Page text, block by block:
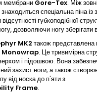
мембрани Gore-Tex. Між
спеціальна піна із
губкоподібної
дозволяючи ногу зберігати
MK2 також
Monowrap. Це тривимірна
і підошвою. Вона
захист ноги, а також
від носка до п'яти з
Frame.